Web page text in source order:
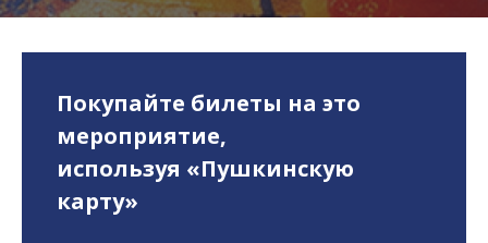
Покупайте билеты на это
мероприятие,
используя «Пушкинскую
карту»